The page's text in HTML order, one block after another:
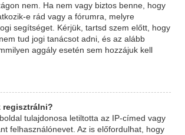
nem. Ha nem vagy biztos benne, hogy
e rád vagy a fórumra, melyre
segítséget. Kérjük, tartsd szem előtt, hogy
tud jogi tanácsot adni, és az alább
aggály esetén sem hozzájuk kell
regisztrálni?
tulajdonosa letiltotta az IP-címed vagy
felhasználónevet. Az is előfordulhat, hogy